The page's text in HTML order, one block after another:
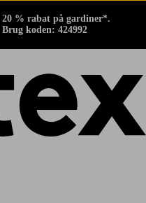
20 % rabat på gardiner*.
Brug koden: 424992